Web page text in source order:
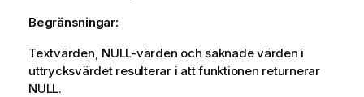
Begränsningar:
Textvärden, NULL-värden och saknade värden i
uttrycksvärdet resulterar i att funktionen returnerar
NULL.